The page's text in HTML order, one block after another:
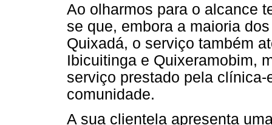
Ao olharmos para o alcance
se que, embora a maioria
Quixadá, o serviço também
Ibicuitinga e Quixeramobim,
serviço prestado pela
comunidade.
A sua clientela apresenta